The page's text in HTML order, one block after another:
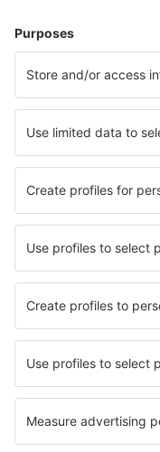
Cazare în Turcia -
Cazare în Antalya
Cazare în Istanbul
Cazare în Izmir
Cele mai bune locuri
Cazare în Romaneche-
Cazare în Nishinomiya
Cazare în Velizy-